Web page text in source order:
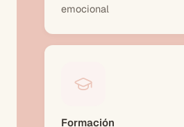
emocional
Formación